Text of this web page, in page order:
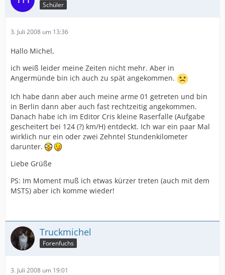
Schüler
3. Juli 2008 um 13:36
Hallo Michel,
ich weiß leider meine Zeiten nicht mehr. Aber in
Angermünde bin ich auch zu spät angekommen.
Ich habe dann aber auch meine arme 01 getreten und bin
in Berlin dann aber auch fast rechtzeitig angekommen.
Danach habe ich im Editor Cris kleine Raserfalle (Aufgabe
gescheitert bei 124 (?) km/H) entdeckt. Ich war ein paar Mal
wirklich nur ein oder zwei Zehntel Stundenkilometer
darunter.
Liebe Grüße
PS: Im Moment muß ich etwas kürzer treten (auch mit dem
MSTS) aber ich komme wieder!
Truckmichel
Forenfuchs
3. Juli 2008 um 19:01